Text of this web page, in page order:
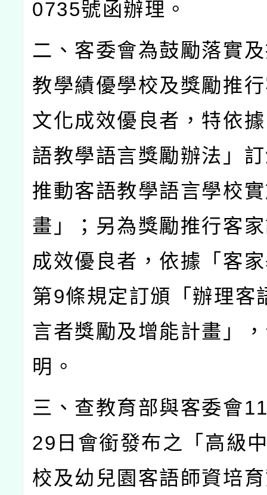
0735號函辦理。
二、客委會為鼓勵落實
教學績優學校及獎勵推
文化成效優良者，特依
語教學語言獎勵辦法」
推動客語教學語言學校
畫」；另為獎勵推行客
成效優良者，依據「客
第9條規定訂頒「辦理客
言者獎勵及增能計畫」
明。
三、查教育部與客委會
29 日會銜發布之「高級
校及幼兒園客語師資培